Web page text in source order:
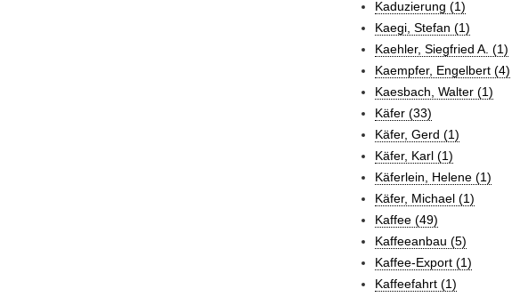
Kaduzierung (1)
Kaegi, Stefan (1)
Kaehler, Siegfried A. (1)
Kaempfer, Engelbert (4)
Kaesbach, Walter (1)
Käfer (33)
Käfer, Gerd (1)
Käfer, Karl (1)
Käferlein, Helene (1)
Käfer, Michael (1)
Kaffee (49)
Kaffeeanbau (5)
Kaffee-Export (1)
Kaffeefahrt (1)